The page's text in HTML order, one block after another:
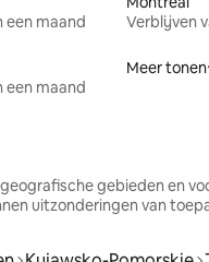
een maand
Verblijven
een maand
Meer tonen
gebieden en
uitzonderingen van